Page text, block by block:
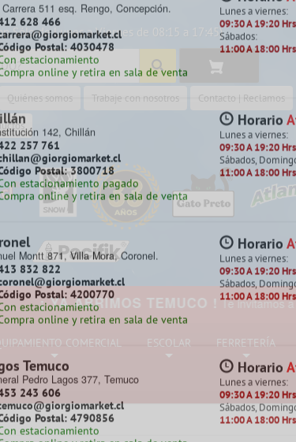
Sólo de Lunes a Viernes de 08:15 a 17:45)
Quiénes somos Trabaje con nosotros Contacto | Reclamos
ABRIMOS TEMUCO ! Te invitamos a visitar nuestra
en la sala de venta
Henríquez
Henríquez 2299 Chillancito,
628 495
Postal: 4080858
estacionamiento
online y retira en sala de venta
Despacho a todo Chile
Horario
Lunes a viernes:
09:30 A 19:20 Hrs.
Sábados,
11:00 A 18:00 Hrs
511 esq. Rengo, Concepción.
628 466
Postal: 4030478
estacionamiento
online y retira en sala de venta
Horario
Lunes a viernes:
09:30 A 19:20 Hrs.
Sábados:
11:00 A 18:00 Hrs
142, Chillán
257 761
Postal: 3800718
estacionamiento pagado
online y retira en sala de venta
Horario
Lunes a viernes:
09:30 A 19:20 Hrs.
Sábados,
11:00 A 18:00 Hrs
+
COMERCIAL ESCOLAR
+
FERRETERÍA